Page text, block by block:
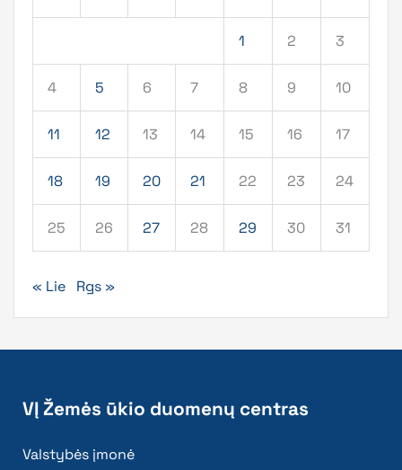
1 2 3
4 5 6 7 8 9 10
11 12 13 14 15 16 17
18 19 20 21 22 23 24
25 26 27 28 29 30 31
« Lie Rgs »
VĮ Žemės ūkio duomenų centras
Valstybės įmonė